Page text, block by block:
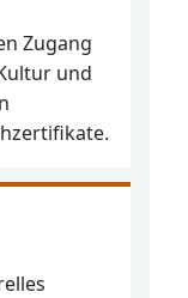
Zugang
und